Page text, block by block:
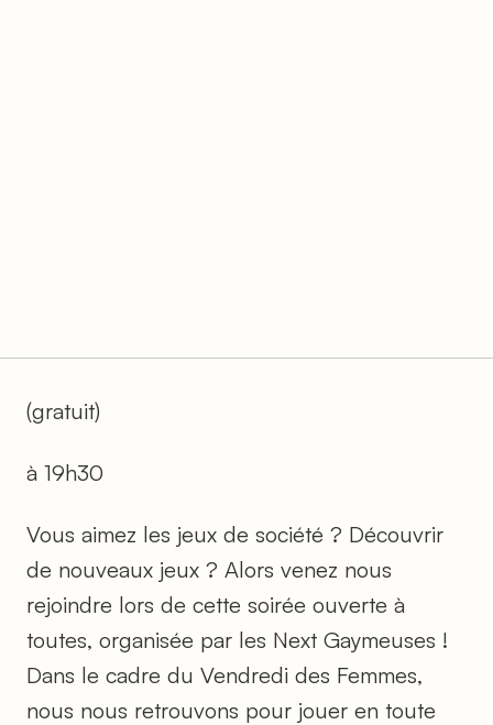
(gratuit)
à 19h30
Vous aimez les jeux de société ? Découvrir
de nouveaux jeux ? Alors venez nous
rejoindre lors de cette soirée ouverte à
toutes, organisée par les Next Gaymeuses !
Dans le cadre du Vendredi des Femmes,
nous nous retrouvons pour jouer en toute